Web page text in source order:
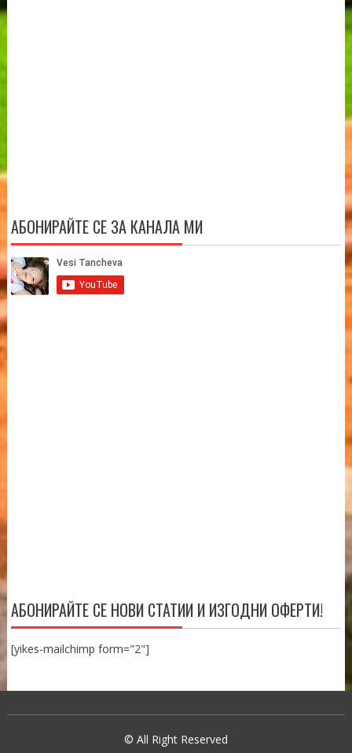
АБОНИРАЙТЕ СЕ ЗА КАНАЛА МИ
АБОНИРАЙТЕ СЕ НОВИ СТАТИИ И ИЗГОДНИ ОФЕРТИ!
[yikes-mailchimp form="2"]
© All Right Reserved